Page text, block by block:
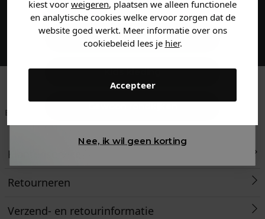
kiest voor weigeren, plaatsen we alleen functionele
en analytische cookies welke ervoor zorgen dat de
website goed werkt. Meer informatie over ons
cookiebeleid lees je hier.
Accepteer
Maak een account aan en ontvang 5%
korting op je eerste bestelling!
Betaal achteraf met
Klarna
is morgen in huis!*
ons met een 9,6!
Klantenservice
Retourneren
Verzend- en retourinformatie
Heren kleding
Dames kleding
Kids kleding
Nee, ik wil geen korting